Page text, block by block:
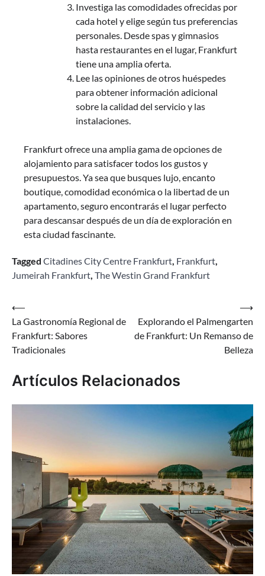
Investiga las comodidades ofrecidas por
cada hotel y elige según tus preferencias
personales. Desde spas y gimnasios
hasta restaurantes en el lugar, Frankfurt
tiene una amplia oferta.
Lee las opiniones de otros huéspedes
para obtener información adicional
sobre la calidad del servicio y las
instalaciones.
Frankfurt ofrece una amplia gama de opciones de
alojamiento para satisfacer todos los gustos y
presupuestos. Ya sea que busques lujo, encanto
boutique, comodidad económica o la libertad de un
apartamento, seguro encontrarás el lugar perfecto
para descansar después de un día de exploración en
esta ciudad fascinante.
Tagged Citadines City Centre Frankfurt Frankfurt
Jumeirah Frankfurt The Westin Grand Frankfurt
Navegación
de
entradas
⟵
La Gastronomía Regional de
Frankfurt: Sabores
Tradicionales
Explorando el Palmengarten
de Frankfurt: Un Remanso de
Belleza
⟶
Artículos Relacionados